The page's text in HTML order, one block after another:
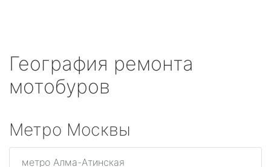
География ремонта
мотобуров
Метро Москвы
метро Алма-Атинская